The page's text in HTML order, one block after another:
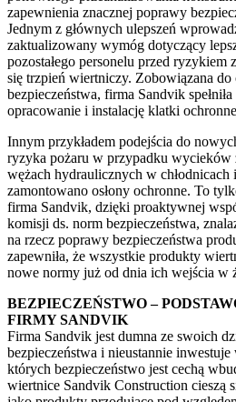
zapewnienia znacznej poprawy
Jednym z głównych ulepszeń
zaktualizowany wymóg dotyczący
pozostałego personelu przed ryzykiem
się trzpień wiertniczy. Zobowiązana do
bezpieczeństwa, firma Sandvik
opracowanie i instalację klatki
Innym przykładem podejścia do
ryzyka pożaru w przypadku wycieków
wężach hydraulicznych w chłodnicach
zamontowano osłony ochronne. To
firma Sandvik, dzięki proaktywnej
komisji ds. norm bezpieczeństwa,
na rzecz poprawy bezpieczeństwa
zapewniła, że wszystkie produkty
nowe normy już od dnia ich wejścia w
BEZPIECZEŃSTWO –
FIRMY SANDVIK
Firma Sandvik jest dumna ze swoich
bezpieczeństwa i nieustannie
których bezpieczeństwo jest cechą
wiertnice Sandvik Construction cieszą